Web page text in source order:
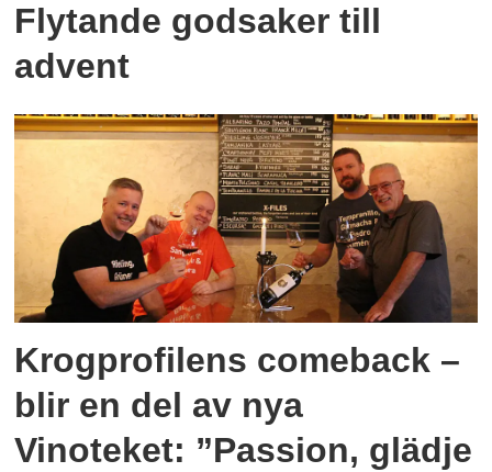
Flytande godsaker till
advent
Krogprofilens comeback –
blir en del av nya
Vinoteket: ”Passion, glädje